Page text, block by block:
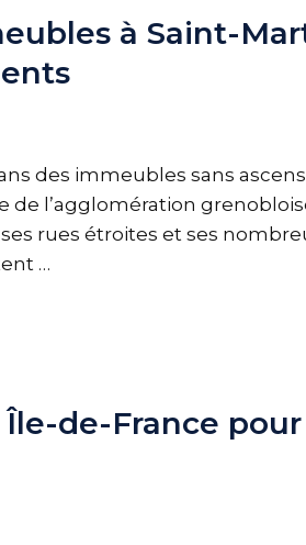
à Saint-
des immeubles sans
de l’agglomération
rues étroites et ses
…
de-France